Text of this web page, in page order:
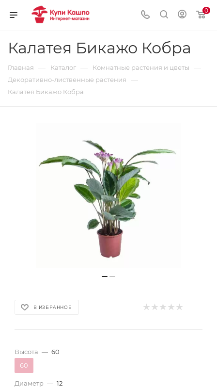
0
Калатея Бикажо Кобра
Главная — Каталог — Комнатные растения и цветы —
Декоративно-лиственные растения —
Калатея Бикажо Кобра
В ИЗБРАННОЕ
Высота — 60
60
Диаметр — 12